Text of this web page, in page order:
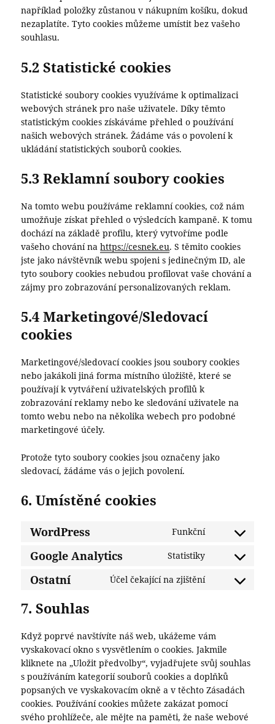
například položky zůstanou v nákupním košíku, dokud
nezaplatíte. Tyto cookies můžeme umístit bez vašeho
souhlasu.
5.2 Statistické cookies
Statistické soubory cookies využíváme k optimalizaci
webových stránek pro naše uživatele. Díky těmto
statistickým cookies získáváme přehled o používání
našich webových stránek. Žádáme vás o povolení k
ukládání statistických souborů cookies.
5.3 Reklamní soubory cookies
Na tomto webu používáme reklamní cookies, což nám
umožňuje získat přehled o výsledcích kampaně. K tomu
dochází na základě profilu, který vytvoříme podle
vašeho chování nahttps://cesnek.eu. S těmito cookies
jste jako návštěvník webu spojeni s jedinečným ID, ale
tyto soubory cookies nebudou profilovat vaše chování a
zájmy pro zobrazování personalizovaných reklam.
5.4 Marketingové/Sledovací
cookies
Marketingové/sledovací cookies jsou soubory cookies
nebo jakákoli jiná forma místního úložiště, které se
používají k vytváření uživatelských profilů k
zobrazování reklamy nebo ke sledování uživatele na
tomto webu nebo na několika webech pro podobné
marketingové účely.
Protože tyto soubory cookies jsou označeny jako
sledovací, žádáme vás o jejich povolení.
6. Umístěné cookies
WordPress Funkční
Consent
wordpress
Google Analytics Statistiky
Consent
Ostatní Účel čekající na zjištění
Consent
7. Souhlas
Když poprvé navštívíte náš web, ukážeme vám
vyskakovací okno s vysvětlením o cookies. Jakmile
kliknete na „Uložit předvolby“, vyjadřujete svůj souhlas
s používáním kategorií souborů cookies a doplňků
popsaných ve vyskakovacím okně a v těchto Zásadách
cookies. Používání cookies můžete zakázat pomocí
svého prohlížeče, ale mějte na paměti, že naše webové